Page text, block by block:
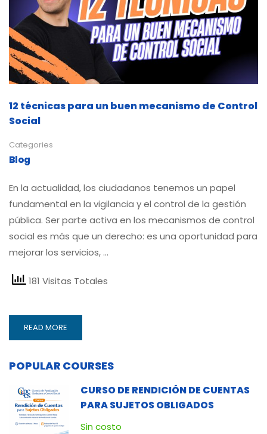
12 técnicas para un buen mecanismo de Control
Social
Categories
Blog
En la actualidad, los ciudadanos tenemos un papel
fundamental en la vigilancia y el control de la gestión
pública. Ser parte activa en los mecanismos de control
social es más que un derecho: es una oportunidad para
mejorar los servicios, …
181 Visitas Totales
READ
MORE
12
PARA
UN
BUEN
MECANISMO
READ MORE
POPULAR COURSES
CURSO DE RENDICIÓN DE CUENTAS
PARA SUJETOS OBLIGADOS
Sin costo